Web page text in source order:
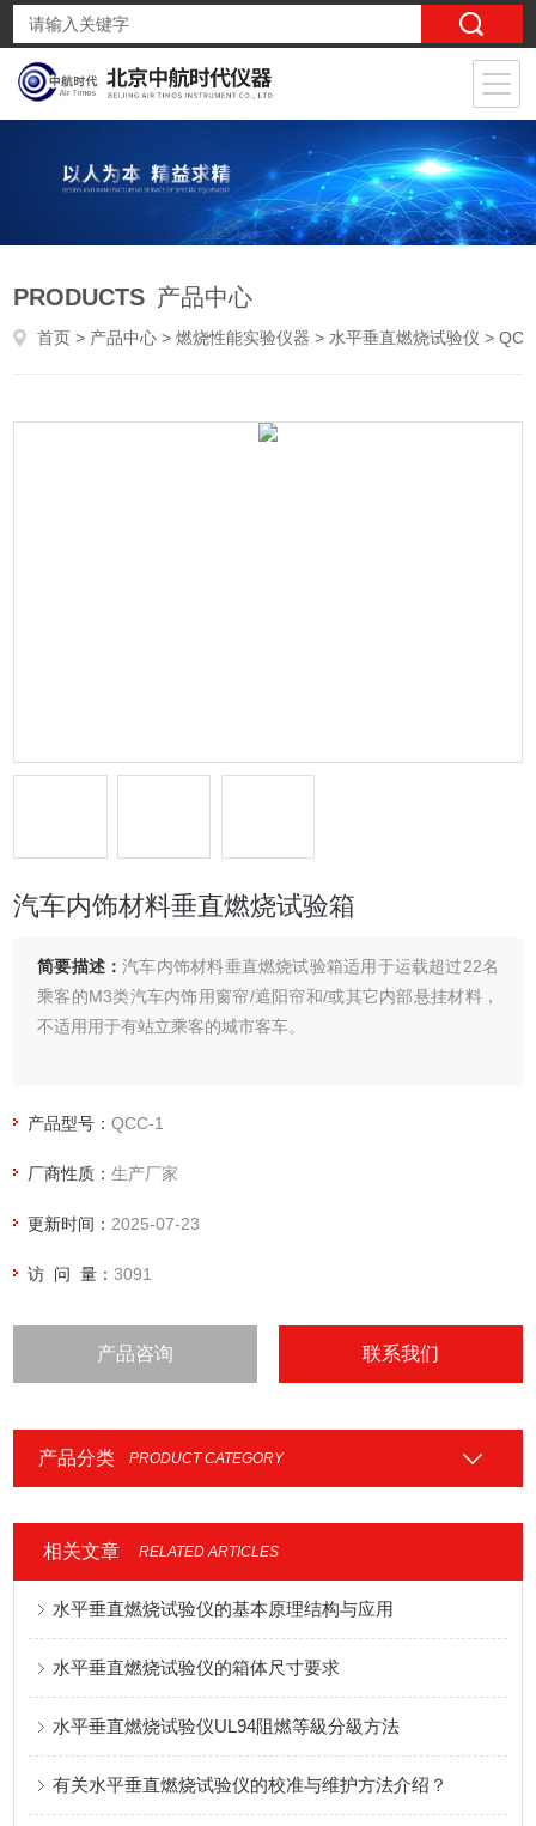
PRODUCTS 产品中心
首页 > 产品中心 >燃烧性能实验仪器 > 水平垂直燃烧试验仪 > QCC-1汽车内饰材料垂直燃烧试验箱
汽车内饰材料垂直燃烧试验箱
简要描述：汽车内饰材料垂直燃烧试验箱适用于运载超过22名
乘客的M3类汽车内饰用窗帘/遮阳帘和/或其它内部悬挂材料，
不适用用于有站立乘客的城市客车。
产品型号：QCC-1
厂商性质：生产厂家
更新时间： 2025-07-23
访 问 量：3091
产品咨询 联系我们
产品分类 PRODUCT CATEGORY
相关文章 RELATED ARTICLES
水平垂直燃烧试验仪的基本原理结构与应用
水平垂直燃烧试验仪的箱体尺寸要求
水平垂直燃烧试验仪UL94阻燃等級分級方法
有关水平垂直燃烧试验仪的校准与维护方法介绍？